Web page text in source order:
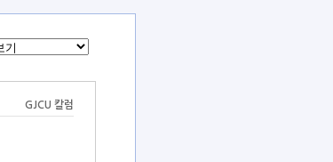
GJCU 칼럼